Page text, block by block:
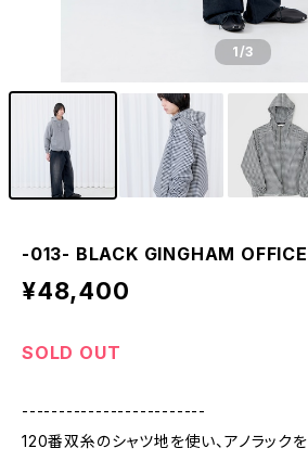
1/3
-013- BLACK GINGHAM
¥48,400
SOLD OUT
-------------------------
120番双糸のシャツ地を使い、アノラック